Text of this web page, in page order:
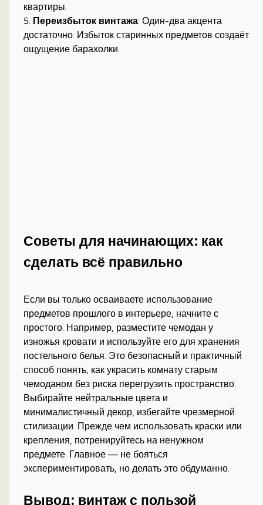
квартиры.
5. Переизбыток винтажа: Один-два акцента
достаточно. Избыток старинных предметов создаёт
ощущение барахолки.
Советы для начинающих: как
сделать всё правильно
Если вы только осваиваете использование
предметов прошлого в интерьере, начните с
простого. Например, разместите чемодан у
изножья кровати и используйте его для хранения
постельного белья. Это безопасный и практичный
способ понять, как украсить комнату старым
чемоданом без риска перегрузить пространство.
Выбирайте нейтральные цвета и
минималистичный декор, избегайте чрезмерной
стилизации. Прежде чем использовать краски или
крепления, потренируйтесь на ненужном
предмете. Главное — не бояться
экспериментировать, но делать это обдуманно.
Вывод: винтаж с пользой